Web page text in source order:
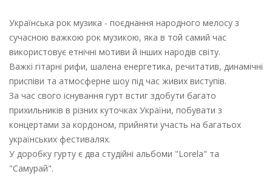
Українська рок музика - поєднання народного мелосу з
сучасною важкою рок музикою, яка в той самий час
використовує етнічні мотиви й інших народів світу.
Важкі гітарні рифи, шалена енергетика, речитатив, динамічні
приспіви та атмосферне шоу під час живих виступів.
За час свого існування гурт встиг здобути багато
прихильників в різних куточках України, побувати з
концертами за кордоном, прийняти участь на багатьох
українських фестивалях.
У доробку гурту є два студійні альбоми "Lorela" та
"Самурай".